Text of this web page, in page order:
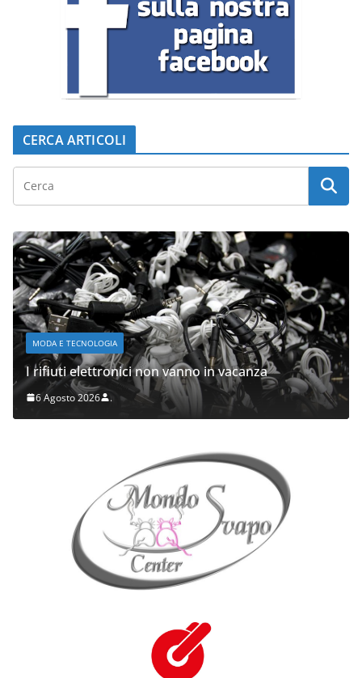
CERCA ARTICOLI
MODA E TECNOLOGIA
I rifiuti elettronici non vanno in vacanza
6 Agosto 2026 .